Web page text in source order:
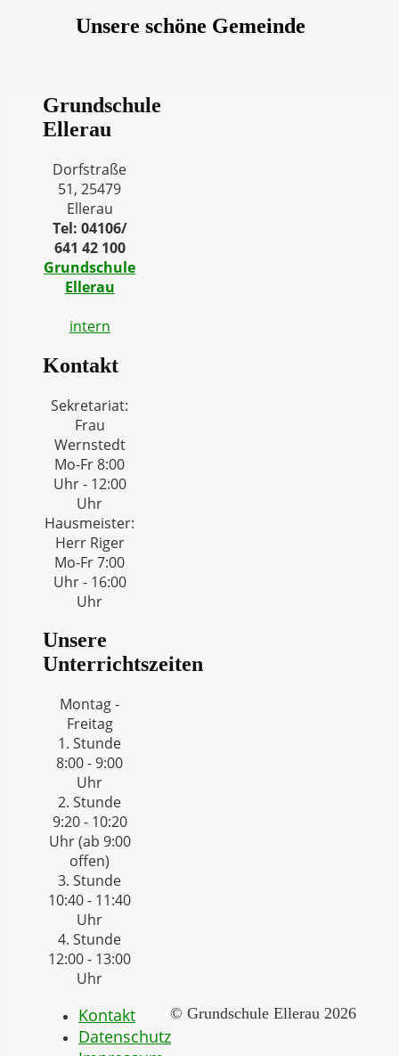
Unsere schöne Gemeinde
Grundschule
Ellerau
Dorfstraße
51, 25479
Ellerau
Tel: 04106/
641 42 100
Grundschule
Ellerau
intern
Kontakt
Sekretariat:
Frau
Wernstedt
Mo-Fr 8:00
Uhr - 12:00
Uhr
Hausmeister:
Herr Riger
Mo-Fr 7:00
Uhr - 16:00
Uhr
Unsere
Unterrichtszeiten
Montag -
Freitag
1. Stunde
8:00 - 9:00
Uhr
2. Stunde
9:20 - 10:20
Uhr (ab 9:00
offen)
3. Stunde
10:40 - 11:40
Uhr
4. Stunde
12:00 - 13:00
Uhr
© Grundschule Ellerau 2026
Kontakt
Datenschutz